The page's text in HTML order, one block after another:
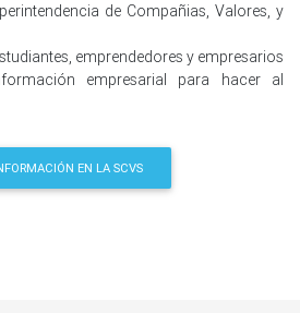
de Compañias, Valores, y
emprendedores y empresarios
empresarial para hacer al
EN LA SCVS